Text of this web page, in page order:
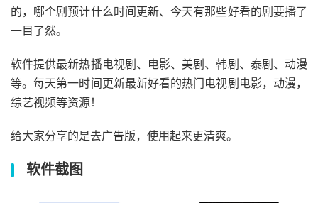
的，哪个剧预计什么时间更新、今天有那些好看的剧要播了
一目了然。
软件提供最新热播电视剧、电影、美剧、韩剧、泰剧、动漫
等。每天第一时间更新最新好看的热门电视剧电影，动漫，
综艺视频等资源！
给大家分享的是去广告版，使用起来更清爽。
软件截图